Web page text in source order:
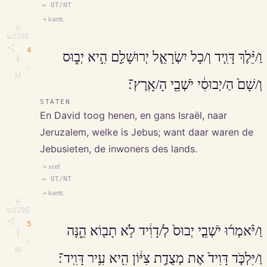
⎘
\u229E
M
↔ OT/NT
+ kantt.
4
⎘
\u229E
M
וַ/יֵּ֨לֶךְ דָּוִ֧יד וְ/כָל יִשְׂרָאֵ֛ל יְרוּשָׁלִַ֖ם הִ֣יא יְב֑וּס
וְ/שָׁם֙ הַ/יְבוּסִ֔י יֹשְׁבֵ֖י הָ/אָֽרֶץ־׃
STATEN
En David toog henen, en gans Israël, naar
Jeruzalem, welke is Jebus; want daar waren de
Jebusieten, de inwoners des lands.
+ xref
↔ OT/NT
+ kantt.
5
וַ/יֹּ֨אמְר֜וּ יֹשְׁבֵ֤י יְבוּס֙ לְ/דָוִ֔יד לֹ֥א תָב֖וֹא הֵ֑נָּה
וַ/יִּלְכֹּ֤ד דָּוִיד֙ אֶת מְצֻדַ֣ת צִיּ֔וֹן הִ֖יא עִ֥יר דָּוִֽיד־׃